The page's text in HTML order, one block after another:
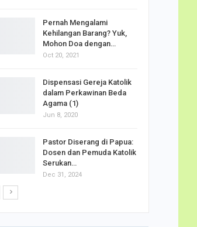
Pernah Mengalami
Kehilangan Barang? Yuk,
Mohon Doa dengan…
Oct 20, 2021
Dispensasi Gereja Katolik
dalam Perkawinan Beda
Agama (1)
Jun 8, 2020
Pastor Diserang di Papua:
Dosen dan Pemuda Katolik
Serukan…
Dec 31, 2024